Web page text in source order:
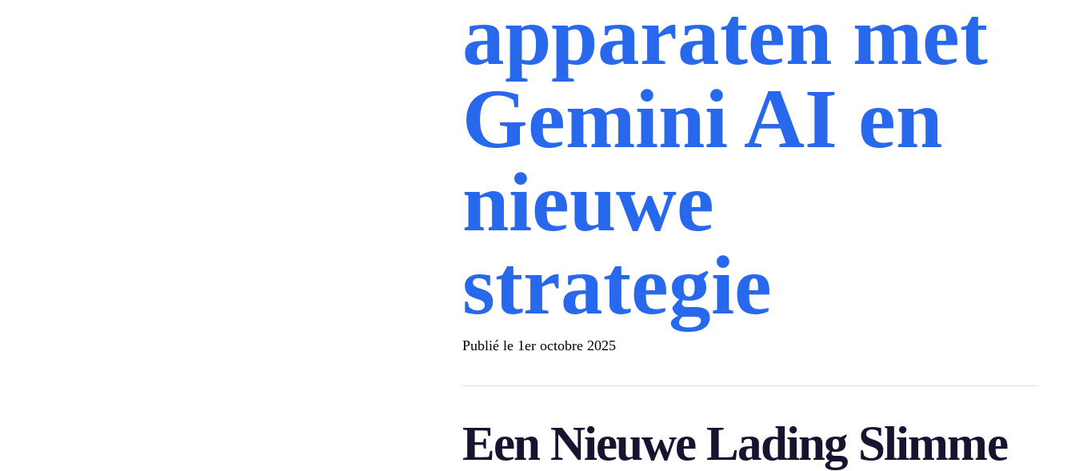
apparaten met
Gemini AI en
nieuwe
strategie
Publié le 1er octobre 2025
Een Nieuwe Lading Slimme